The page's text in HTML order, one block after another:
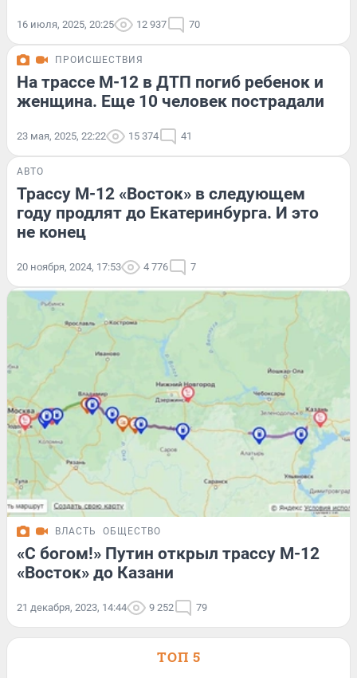
16 июля, 2025, 20:25 12 937 70
ПРОИСШЕСТВИЯ
На трассе М-12 в ДТП погиб ребенок и
женщина. Еще 10 человек пострадали
23 мая, 2025, 22:22 15 374 41
АВТО
Трассу М-12 «Восток» в следующем
году продлят до Екатеринбурга. И это
не конец
20 ноября, 2024, 17:53 4 776 7
ВЛАСТЬ ОБЩЕСТВО
«С богом!» Путин открыл трассу М-12
«Восток» до Казани
21 декабря, 2023, 14:44 9 252 79
ТОП 5